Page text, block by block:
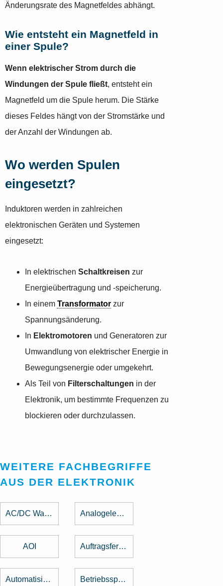
Änderungsrate des Magnetfeldes abhängt.
Wie entsteht ein Magnetfeld in
einer Spule?
Wenn elektrischer Strom durch die
Windungen der Spule fließt, entsteht ein
Magnetfeld um die Spule herum. Die Stärke
dieses Feldes hängt von der Stromstärke und
der Anzahl der Windungen ab.
Wo werden Spulen
eingesetzt?
Induktoren werden in zahlreichen
elektronischen Geräten und Systemen
eingesetzt:
In elektrischen Schaltkreisen zur
Energieübertragung und -speicherung.
In einem Transformator zur
Spannungsänderung.
In Elektromotoren und Generatoren zur
Umwandlung von elektrischer Energie in
Bewegungsenergie oder umgekehrt.
Als Teil von Filterschaltungen in der
Elektronik, um bestimmte Frequenzen zu
blockieren oder durchzulassen.
WEITERE FACHBEGRIFFE
AUS DER ELEKTRONIK
AC/DC Wandler Analogelektronik
AOI Auftragsfertigung
Automatisierung Betriebsspannung